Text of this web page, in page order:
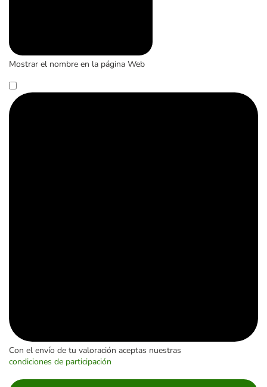
Mostrar el nombre en la página Web
Con el envío de tu valoración aceptas nuestras
condiciones de participación